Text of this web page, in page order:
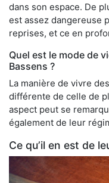
dans son espace. De
est assez dangereuse
reprises, et ce en
Quel est le mode de
Bassens ?
La manière de vivre
différente de celle de
aspect peut se
également de leur
Ce qu’il en est de